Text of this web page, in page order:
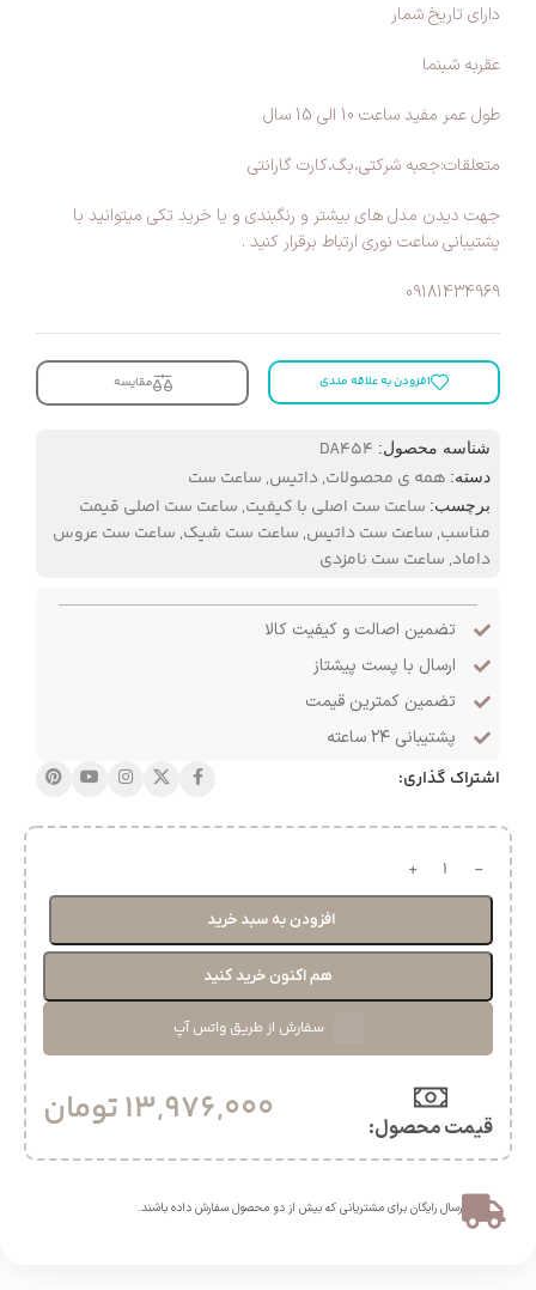
دارای تاریخ شمار
عقربه شبنما
طول عمر مفید ساعت 10 الی 15 سال
متعلقات:جعبه شرکتی،بگ،کارت گارانتی
جهت دیدن مدل های بیشتر و رنگبندی و یا خرید تکی میتوانید با
پشتیبانی ساعت نوری ارتباط برقرار کنید .
09181434969
افزودن به علاقه مندی مقایسه
شناسه محصول: DA454
دسته: همه ی محصولات, داتیس, ساعت ست
برچسب: ساعت ست اصلی با کیفیت, ساعت ست اصلی قیمت
مناسب, ساعت ست داتیس, ساعت ست شیک, ساعت ست عروس
داماد, ساعت ست نامزدی
تضمین اصالت و کیفیت کالا
ارسال با پست پیشتاز
تضمین کمترین قیمت
پشتیبانی ۲۴ ساعته
اشتراک گذاری:
افزودن به سبد خرید
هم اکنون خرید کنید
سفارش از طریق واتس آپ
قیمت محصول:​ 13,976,000تومان
ارسال رایگان برای مشتریانی که بیش از دو محصول سفارش داده باشند.​